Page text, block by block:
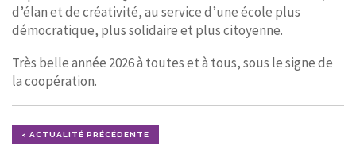
d’élan et de créativité, au service d’une école plus
démocratique, plus solidaire et plus citoyenne.
Très belle année 2026 à toutes et à tous, sous le signe de
la coopération.
< ACTUALITÉ PRÉCÉDENTE